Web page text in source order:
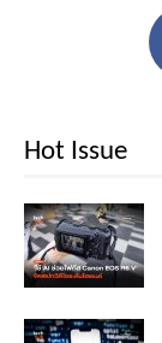
Hot Issue